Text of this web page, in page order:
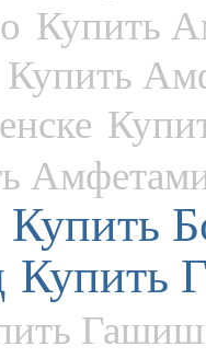
Купить
Купить
Купить
Купить